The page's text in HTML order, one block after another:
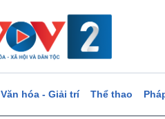
Văn hóa - Giải trí Thể thao